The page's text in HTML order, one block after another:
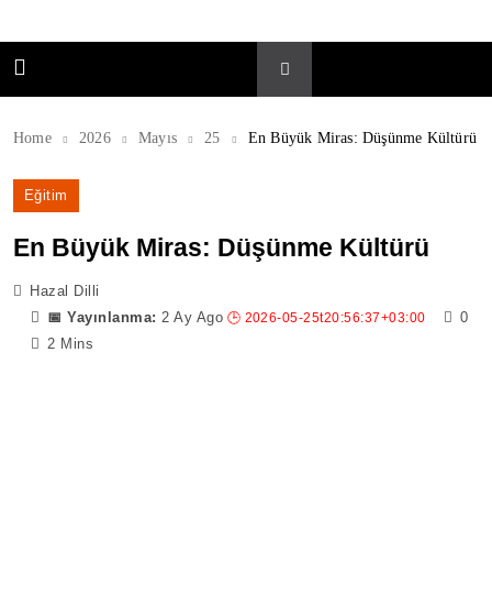
Home 2026 Mayıs 25 En Büyük Miras: Düşünme Kültürü
Eğitim
En Büyük Miras: Düşünme Kültürü
Hazal Dilli
2 Ay Ago
0
2 Mins